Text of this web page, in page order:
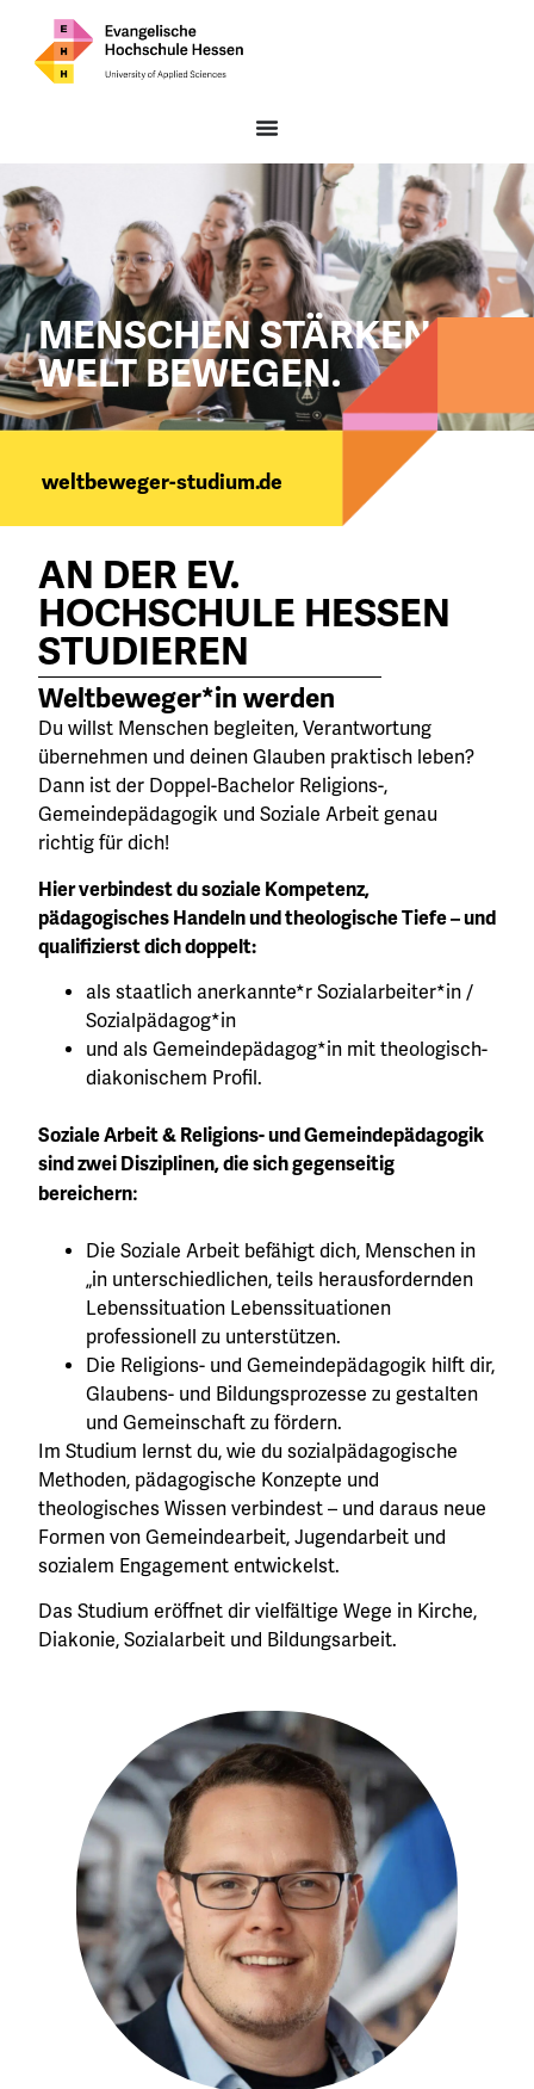
MENSCHEN STÄRKEN.
WELT BEWEGEN.
weltbeweger-studium.de
AN DER EV.
HOCHSCHULE HESSEN
STUDIEREN
Weltbeweger*in werden​
Du willst Menschen begleiten, Verantwortung
übernehmen und deinen Glauben praktisch leben?
Dann ist der Doppel-Bachelor Religions-,
Gemeindepädagogik und Soziale Arbeit genau
richtig für dich!
Hier verbindest du soziale Kompetenz,
pädagogisches Handeln und theologische Tiefe – und
qualifizierst dich doppelt:
als staatlich anerkannte*r Sozialarbeiter*in /
Sozialpädagog*in
und als Gemeindepädagog*in mit theologisch-
diakonischem Profil.
Soziale Arbeit & Religions- und Gemeindepädagogik
sind zwei Disziplinen, die sich gegenseitig
bereichern:
Die Soziale Arbeit befähigt dich, Menschen in
„in unterschiedlichen, teils herausfordernden
Lebenssituation Lebenssituationen
professionell zu unterstützen.
Die Religions- und Gemeindepädagogik hilft dir,
Glaubens- und Bildungsprozesse zu gestalten
und Gemeinschaft zu fördern.
Im Studium lernst du, wie du sozialpädagogische
Methoden, pädagogische Konzepte und
theologisches Wissen verbindest – und daraus neue
Formen von Gemeindearbeit, Jugendarbeit und
sozialem Engagement entwickelst.
Das Studium eröffnet dir vielfältige Wege in Kirche,
Diakonie, Sozialarbeit und Bildungsarbeit.